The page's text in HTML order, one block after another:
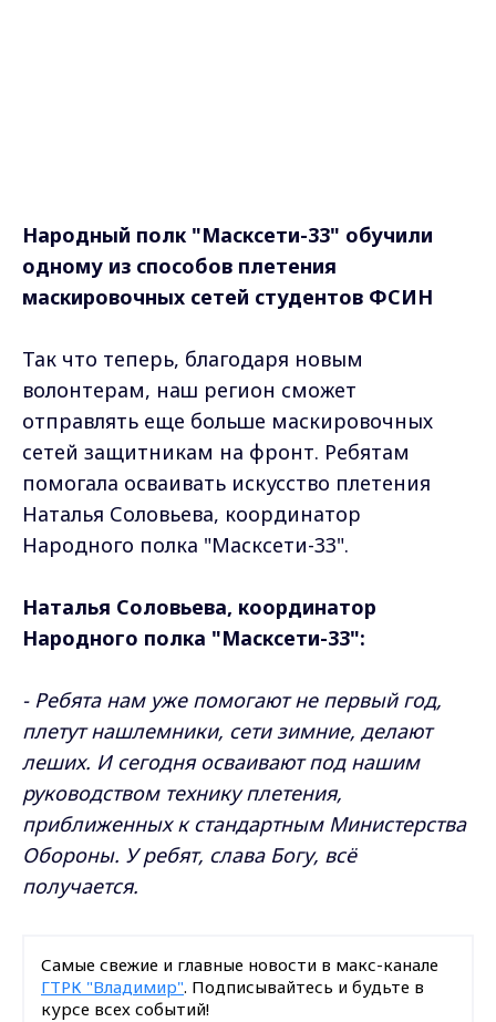
Народный полк "Масксети-33" обучили
одному из способов плетения
маскировочных сетей студентов ФСИН
Так что теперь, благодаря новым
волонтерам, наш регион сможет
отправлять еще больше маскировочных
сетей защитникам на фронт. Ребятам
помогала осваивать искусство плетения
Наталья Соловьева, координатор
Народного полка "Масксети-33".
Наталья Соловьева, координатор
Народного полка "Масксети-33":
- Ребята нам уже помогают не первый год,
плетут нашлемники, сети зимние, делают
леших. И сегодня осваивают под нашим
руководством технику плетения,
приближенных к стандартным Министерства
Обороны. У ребят, слава Богу, всё
получается.
Самые свежие и главные новости в макс-канале
ГТРК "Владимир". Подписывайтесь и будьте в
курсе всех событий!